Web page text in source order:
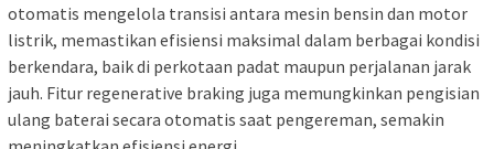
otomatis mengelola transisi antara mesin bensin dan motor
listrik, memastikan efisiensi maksimal dalam berbagai kondisi
berkendara, baik di perkotaan padat maupun perjalanan jarak
jauh. Fitur regenerative braking juga memungkinkan pengisian
ulang baterai secara otomatis saat pengereman, semakin